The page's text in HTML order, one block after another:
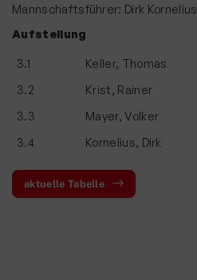
Mannschaftsführer: Dirk Kornelius
Aufstellung
3.1
Keller, Thomas
3.2
Krist, Rainer
3.3
Mayer, Volker
3.4
Kornelius, Dirk
aktuelle Tabelle
Saison 2021/22